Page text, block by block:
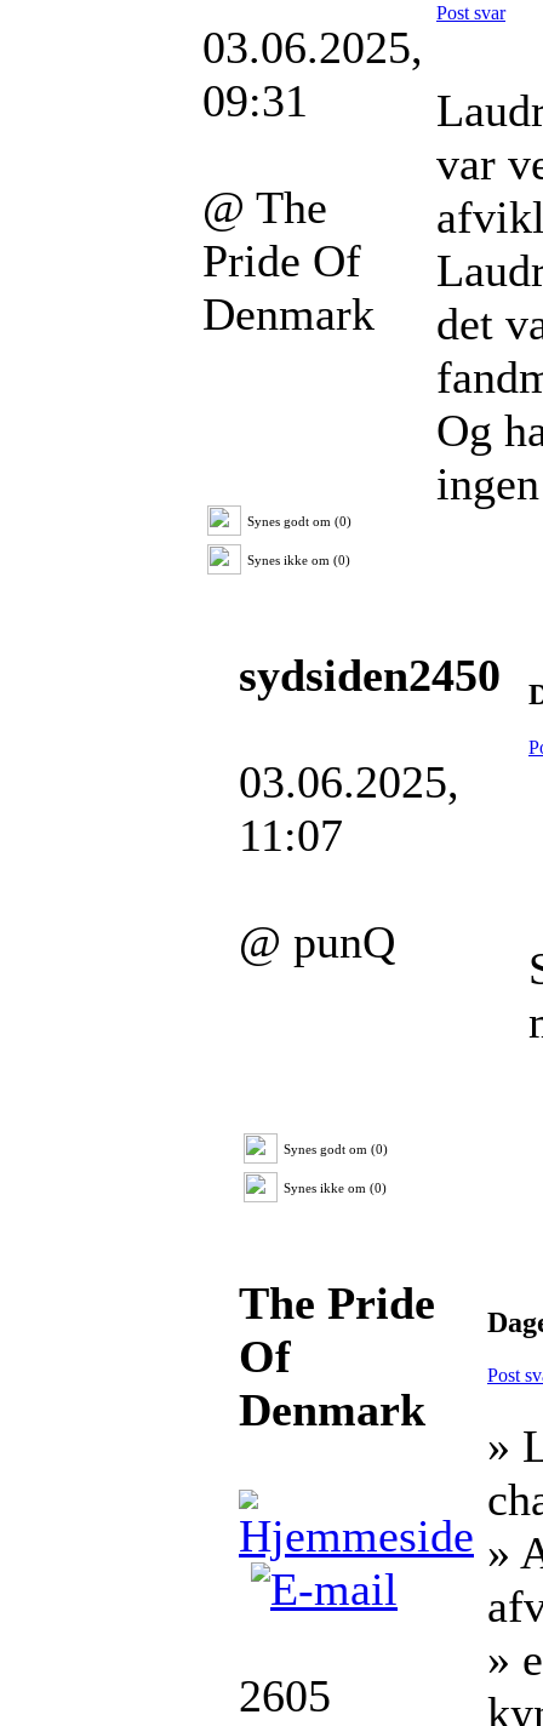
03.06.2025,
09:31
@ The
Pride Of
Denmark
Synes godt om (0)
Synes ikke om (0)
Post svar
var
det
Og
sydsiden2450
03.06.2025,
11:07
@ punQ
Synes godt om (0)
Synes ikke om (0)
The Pride
Of
Denmark
2605
Post
»
»
»